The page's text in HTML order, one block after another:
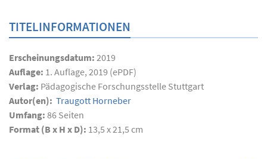
TITELINFORMATIONEN
Erscheinungsdatum: 2019
Auflage: 1. Auflage, 2019 (ePDF)
Verlag: Pädagogische Forschungsstelle Stuttgart
Autor(en): Traugott Horneber
Umfang: 86 Seiten
Format (B x H x D): 13,5 x 21,5 cm